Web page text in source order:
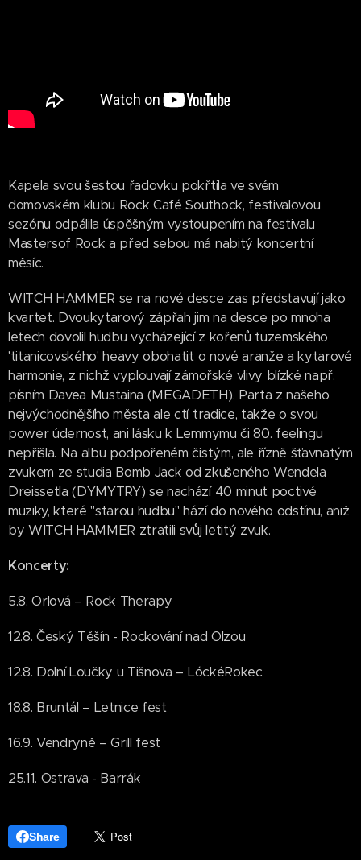
Kapela svou šestou řadovku pokřtila ve svém
domovském klubu Rock Café Southock, festivalovou
sezónu odpálila úspěšným vystoupením na festivalu
Mastersof Rock a před sebou má nabitý koncertní
měsíc.
WITCH HAMMER se na nové desce zas představují jako
kvartet. Dvoukytarový zápřah jim na desce po mnoha
letech dovolil hudbu vycházející z kořenů tuzemského
'titanicovského' heavy obohatit o nové aranže a kytarové
harmonie, z nichž vyplouvají zámořské vlivy blízké např.
písním Davea Mustaina (MEGADETH). Parta z našeho
nejvýchodnějšího města ale ctí tradice, takže o svou
power údernost, ani lásku k Lemmymu či 80. feelingu
nepřišla. Na albu podpořeném čistým, ale řízně šťavnatým
zvukem ze studia Bomb Jack od zkušeného Wendela
Dreissetla (DYMYTRY) se nachází 40 minut poctivé
muziky, které "starou hudbu" hází do nového odstínu, aniž
by WITCH HAMMER ztratili svůj letitý zvuk.
Koncerty:
5.8. Orlová – Rock Therapy
12.8. Český Těšín - Rockování nad Olzou
12.8. Dolní Loučky u Tišnova – LóckéRokec
18.8. Bruntál – Letnice fest
16.9. Vendryně – Grill fest
25.11. Ostrava - Barrák
Share